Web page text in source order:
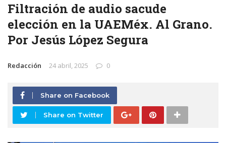
Filtración de audio sacude
elección en la UAEMéx. Al Grano.
Por Jesús López Segura
Redacción 24 abril, 2025 0
Share on Facebook
Share on Twitter